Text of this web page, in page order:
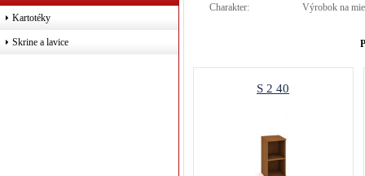
Kartotéky
Skrine a lavice
Charakter:
Výrobok na
S 2 40